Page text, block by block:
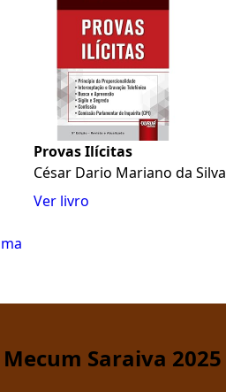
Provas Ilícitas
César Dario Mariano da Silva
Ver livro
Saraiva 2025